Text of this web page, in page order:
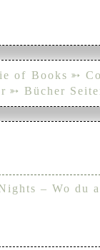
of Books ➳
➳ Bücher
– Wo du